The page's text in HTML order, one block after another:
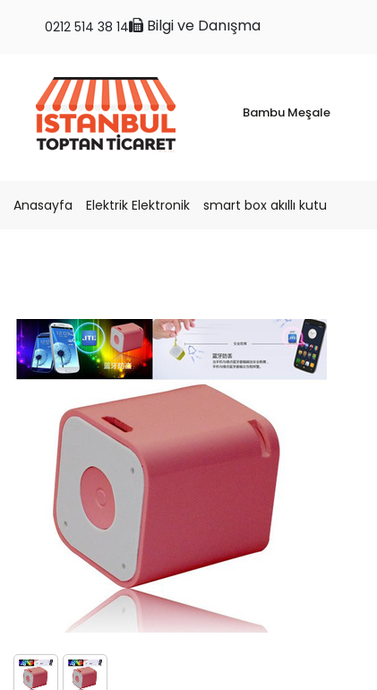
Bilgi ve Danışma
0212 514 38 14
Bambu Meşale
Anasayfa Elektrik Elektronik smart box akıllı kutu